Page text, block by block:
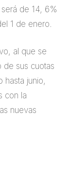
de 14, 6%
1 de enero.
al que se
de sus cuotas
hasta junio,
con la
nuevas